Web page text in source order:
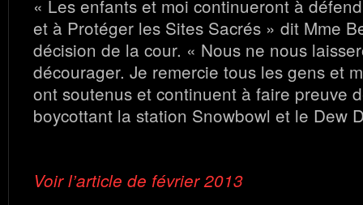
« Les enfants et moi continueront à
et à Protéger les Sites Sacrés » dit Mme
décision de la cour. « Nous ne nous
décourager. Je remercie tous les gens et
ont soutenus et continuent à faire preuve
boycottant la station Snowbowl et le Dew
Voir l’article de février 2013